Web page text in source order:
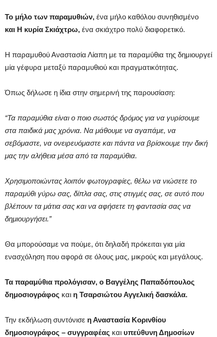
Το μήλο των παραμυθιών, ένα μήλο καθόλου συνηθισμένο
και Η κυρία Σκιάχτρω, ένα σκιάχτρο πολύ διαφορετικό.
Η παραμυθού Αναστασία Λίαπη με τα παραμύθια της δημιουργεί
μία γέφυρα μεταξύ παραμυθιού και πραγματικότητας.
Όπως δήλωσε η ίδια στην σημερινή της παρουσίαση:
“Τα παραμύθια είναι ο ποιο σωστός δρόμος για να γυρίσουμε
στα παιδικά μας χρόνια. Να μάθουμε να αγαπάμε, να
σεβόμαστε, να ονειρευόμαστε και πάντα να βρίσκουμε την δική
μας την αλήθεια μέσα από τα παραμύθια.
Χρησιμοποιώντας λοιπόν φωτογραφίες, θέλω να νιώσετε το
παραμύθι γύρω σας, δίπλα σας, στις στιγμές σας, σε αυτό που
βλέπουν τα μάτια σας και να αφήσετε τη φαντασία σας να
δημιουργήσει.”
Θα μπορούσαμε να πούμε, ότι δηλαδή πρόκειται για μία
ενασχόληση που αφορά σε όλους μας, μικρούς και μεγάλους.
Τα παραμύθια προλόγισαν, ο Βαγγέλης Παπαδόπουλος
δημοσιογράφος και η Τσαρσιώτου Αγγελική δασκάλα.
Την εκδήλωση συντόνισε η Αναστασία Κορινθίου
δημοσιογράφος – συγγραφέας και υπεύθυνη Δημοσίων